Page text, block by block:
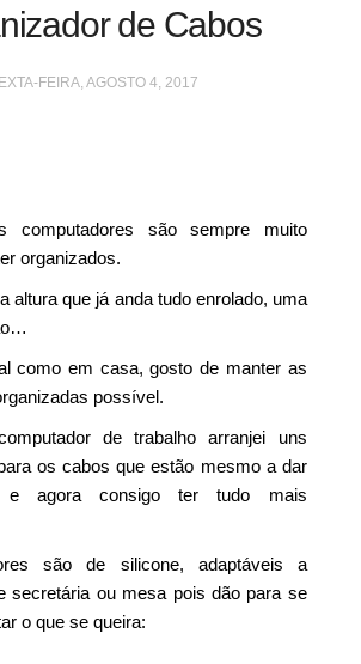
de Cabos
FEIRA, AGOSTO 4, 2017
computadores são sempre muito
organizados.
altura que já anda tudo enrolado, uma
como em casa, gosto de manter as
possível.
de trabalho arranjei uns
os cabos que estão mesmo a dar
e agora consigo ter tudo mais
são de silicone, adaptáveis a
secretária ou mesa pois dão para se
o que se queira: